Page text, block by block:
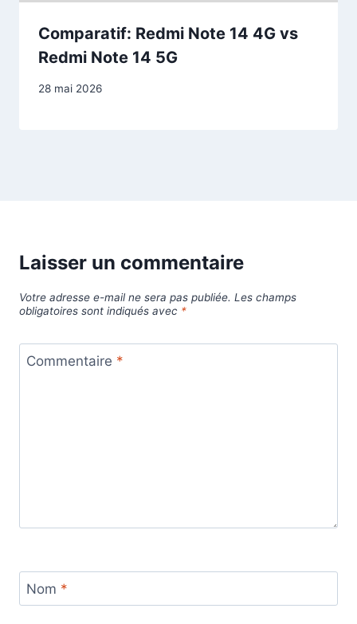
Comparatif: Redmi Note 14 4G vs
Redmi Note 14 5G
28 mai 2026
Laisser un commentaire
Votre adresse e-mail ne sera pas publiée. Les champs
obligatoires sont indiqués avec *
Commentaire *
Nom *